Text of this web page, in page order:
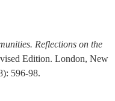
Reflections on the
Edition. London, New
596-98.